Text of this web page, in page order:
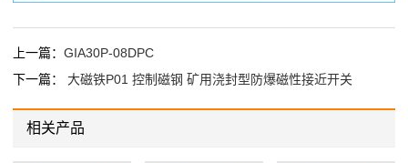
上一篇： GIA30P-08DPC
下一篇： 大磁铁P01 控制磁钢 矿用浇封型防爆磁性接近开关
相关产品